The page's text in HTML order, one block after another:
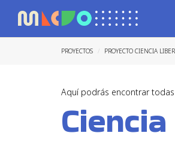
PROYECTOS PROYECTO CIENCIA
Aquí podrás encontrar